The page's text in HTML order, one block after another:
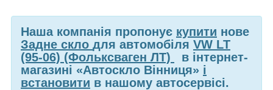
Наша компанія пропонує купити нове
Задне скло для автомобіля VW LT
(95-06) (Фольксваген ЛТ)
в інтернет-
магазині «Автоскло Вінниця» і
встановити в нашому автосервісі.